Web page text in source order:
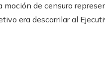
de censura
era descarrilar al